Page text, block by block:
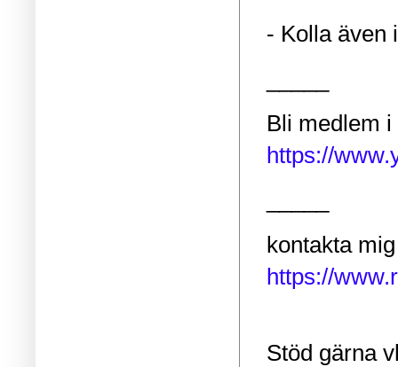
- Kolla även
Bli medlem
https://
kontakta
https://
Stöd gärna